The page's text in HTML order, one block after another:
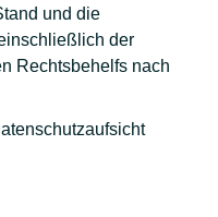
und die
der
Rechtsbehelfs nach